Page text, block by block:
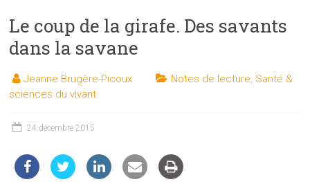
les
sciences
et
les
techniques
du
Le coup de la girafe. Des savants
dans la savane
Jeanne Brugère-Picoux Notes de lecture Santé &
sciences du vivant
24 décembre 2015